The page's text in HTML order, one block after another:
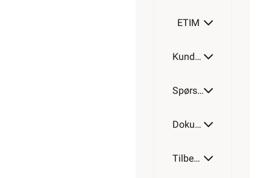
ETIM
Kundeomtale
Spørsmål og svar
Dokumentasjon
Tilbehør